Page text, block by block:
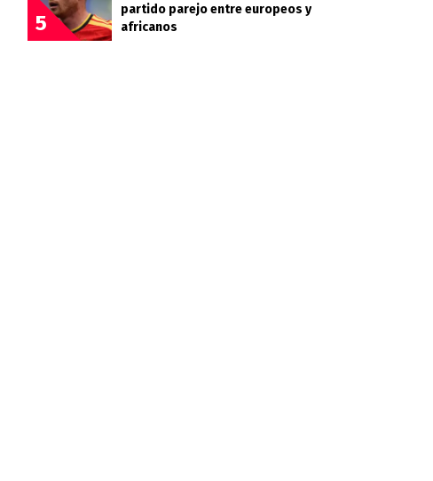
5
partido parejo entre europeos y
africanos